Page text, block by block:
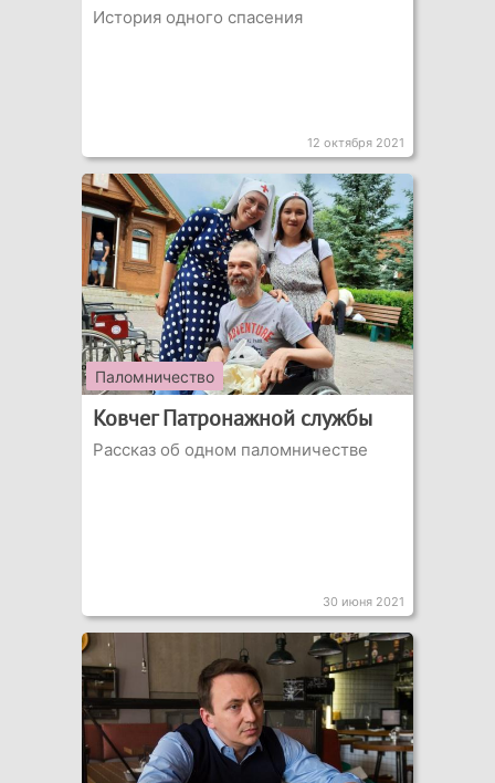
История одного спасения
12 октября 2021
Паломничество
Ковчег Патронажной службы
Рассказ об одном паломничестве
30 июня 2021